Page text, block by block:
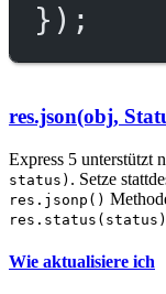
});
res.json(obj,
Express 5 unterstützt
status) . Setze
res.jsonp()
Wie aktualisiere ich